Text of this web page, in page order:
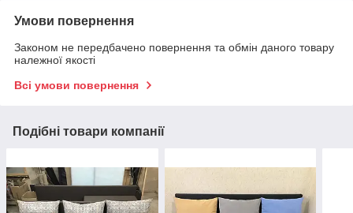
Умови повернення
Законом не передбачено повернення та обмін даного товару
належної якості
Всі умови повернення
Подібні товари компанії